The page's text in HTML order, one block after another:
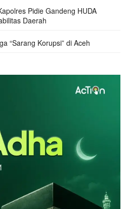
Pidie Gandeng HUDA
Daerah
“Sarang Korupsi” di Aceh